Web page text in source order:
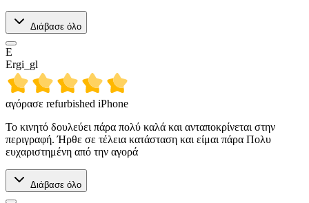
Διάβασε όλο
E
Ergi_gl
αγόρασε refurbished iPhone
Το κινητό δουλεύει πάρα πολύ καλά και ανταποκρίνεται στην
περιγραφή. Ήρθε σε τέλεια κατάσταση και είμαι πάρα Πολυ
ευχαριστημένη από την αγορά
Διάβασε όλο